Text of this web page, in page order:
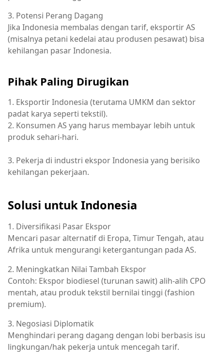
3. Potensi Perang Dagang
Jika Indonesia membalas dengan tarif, eksportirAS
(misalnya petani kedelai atau produsen pesawat) bisa
kehilangan pasarIndonesia.
Pihak Paling Dirugikan
1. Eksportir Indonesia (terutama UMKM dan sektor
padat karya seperti tekstil).
2. Konsumen AS yang harus membayar lebih untuk
produk sehari-hari.
3. Pekerja di industri eksporIndonesia yang berisiko
kehilangan pekerjaan.
Solusi untuk Indonesia
1. Diversifikasi Pasar Ekspor
Mencari pasar alternatif di Eropa, Timur Tengah, atau
Afrika untuk mengurangi ketergantungan pada AS.
2. Meningkatkan Nilai Tambah Ekspor
Contoh: Ekspor biodiesel (turunan sawit) alih-alih CPO
mentah, atau produk tekstil bernilai tinggi (fashion
premium).
3. Negosiasi Diplomatik
Menghindari perang dagang dengan lobi berbasis isu
lingkungan/hak pekerja untuk mencegah tarif.